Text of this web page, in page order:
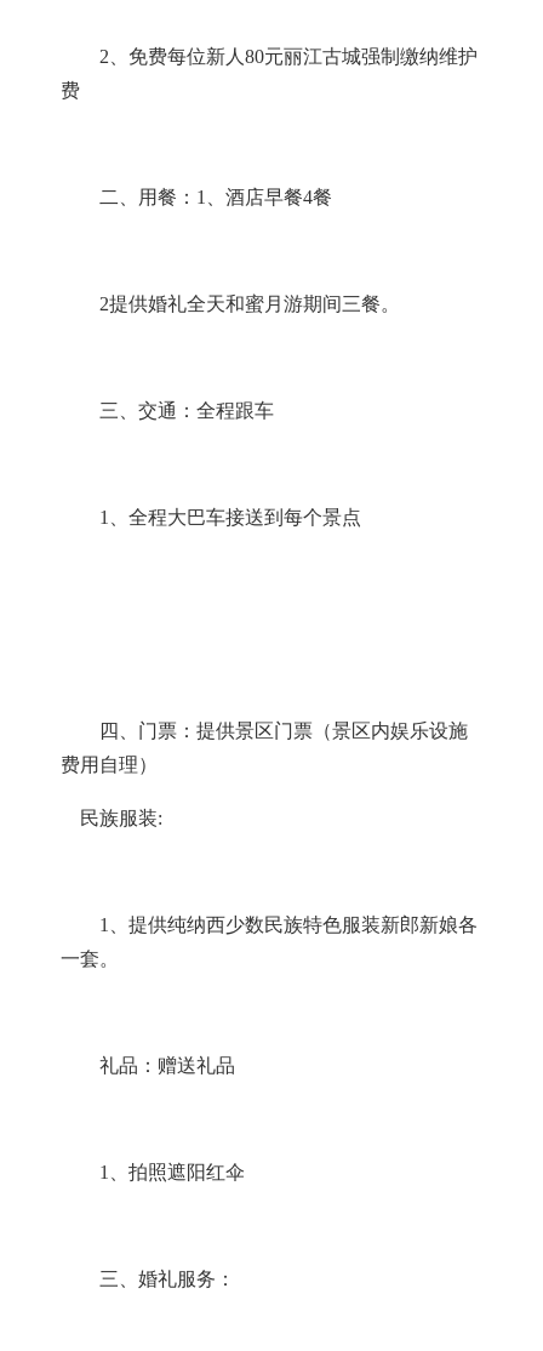
2 、免费每位新人 80元丽江古城强制缴纳维护
费
二、用餐： 1 、酒店早餐4餐
2提供婚礼全天和蜜月游期间三餐。
三、交通：全程跟车
1 、全程大巴车接送到每个景点
四、门票：提供景区门票（景区内娱乐设施
费用自理）
民族服装:
1
、提供纯纳西少数民族特色服装新郎新娘各
一套。
礼品：赠送礼品
1 、拍照遮阳红伞
三、婚礼服务：